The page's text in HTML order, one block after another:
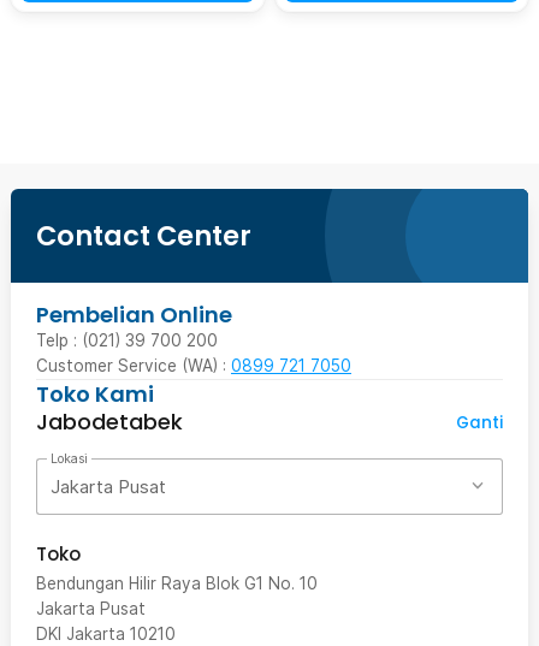
Contact Center
Pembelian Online
Telp : (021) 39 700 200
Customer Service (WA) : 0899 721 7050
Toko Kami
Jabodetabek
Ganti
Lokasi
Jakarta Pusat
Toko
Bendungan Hilir Raya Blok G1 No. 10
Jakarta Pusat
DKI Jakarta 10210